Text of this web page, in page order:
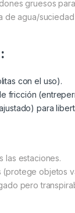
gruesos
de agua/
con el uso).
fricción
para
las estaciones.
objetos
pero